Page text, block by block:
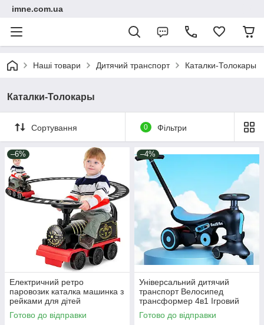
imne.com.ua
Наші товари Дитячий транспорт Каталки-Толокары
Каталки-Толокары
Сортування 0 Фільтри
–6%
Електричний ретро
паровозик каталка машинка з
рейками для дітей
Іграшковий транспорт для
катання по дому 16 деталей
Готово до відправки
–4%
Універсальний дитячий
транспорт Велосипед
трансформер 4в1 Ігровий
веломобіль каталка дитині
Толокар з ручкою
Готово до відправки